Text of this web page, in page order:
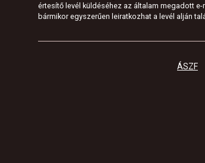
értesítő levél küldéséhez az általam megadott
bármikor egyszerűen leiratkozhat a levél alján
ÁSZF